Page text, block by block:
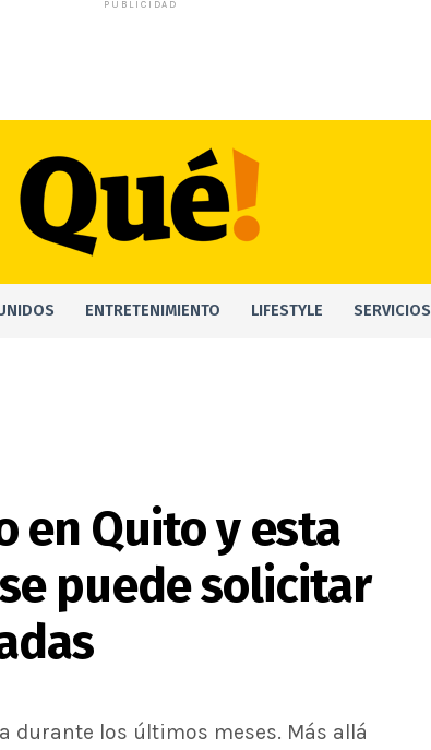
PUBLICIDAD
ENTRETENIMIENTO LIFESTYLE SERVICIOS
en Quito y esta
puede solicitar
durante los últimos meses. Más allá